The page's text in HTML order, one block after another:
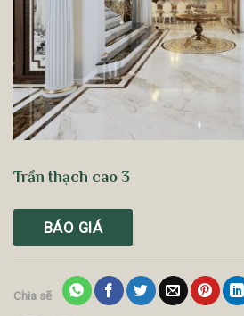
Trần thạch cao 3
BÁO GIÁ
Chia sẽ